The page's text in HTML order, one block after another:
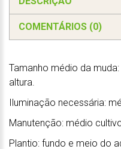
COMENTÁRIOS (0)
Tamanho médio da
altura.
Iluminação necessária:
Manutenção: médio
Plantio: fundo e meio do